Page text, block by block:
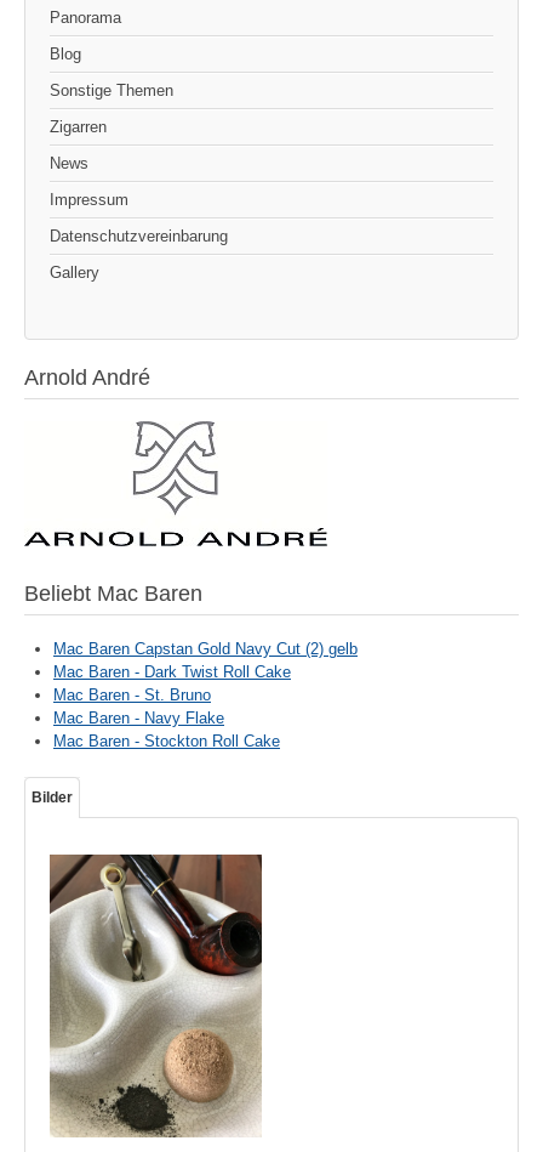
Panorama
Blog
Sonstige Themen
Zigarren
News
Impressum
Datenschutzvereinbarung
Gallery
Arnold André
Beliebt Mac Baren
Mac Baren Capstan Gold Navy Cut (2) gelb
Mac Baren - Dark Twist Roll Cake
Mac Baren - St. Bruno
Mac Baren - Navy Flake
Mac Baren - Stockton Roll Cake
Bilder